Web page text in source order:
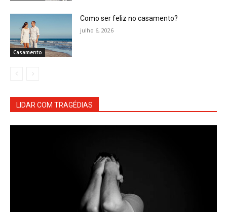
Casamento
Como ser feliz no casamento?
julho 6, 2026
LIDAR COM TRAGÉDIAS